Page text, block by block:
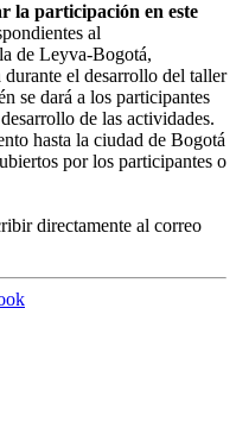
la participación en este
al
de Leyva-Bogotá,
durante el desarrollo del taller
se dará a los participantes
de las actividades.
hasta la ciudad de Bogotá
por los participantes o
directamente al correo